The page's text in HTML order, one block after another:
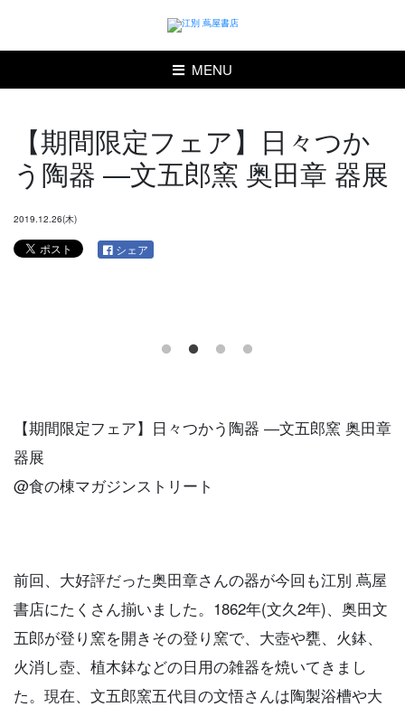
MENU
【期間限定フェア】日々つか
う陶器 ―文五郎窯 奥田章 器展
2019.12.26(木)
シェア
【期間限定フェア】日々つかう陶器 ―文五郎窯 奥田章
器展
@食の棟マガジンストリート
前回、大好評だった奥田章さんの器が今回も江別 蔦屋
書店にたくさん揃いました。1862年(文久2年)、奥田文
五郎が登り窯を開きその登り窯で、大壺や甕、火鉢、
火消し壺、植木鉢などの日用の雑器を焼いてきまし
た。現在、文五郎窯五代目の文悟さんは陶製浴槽や大